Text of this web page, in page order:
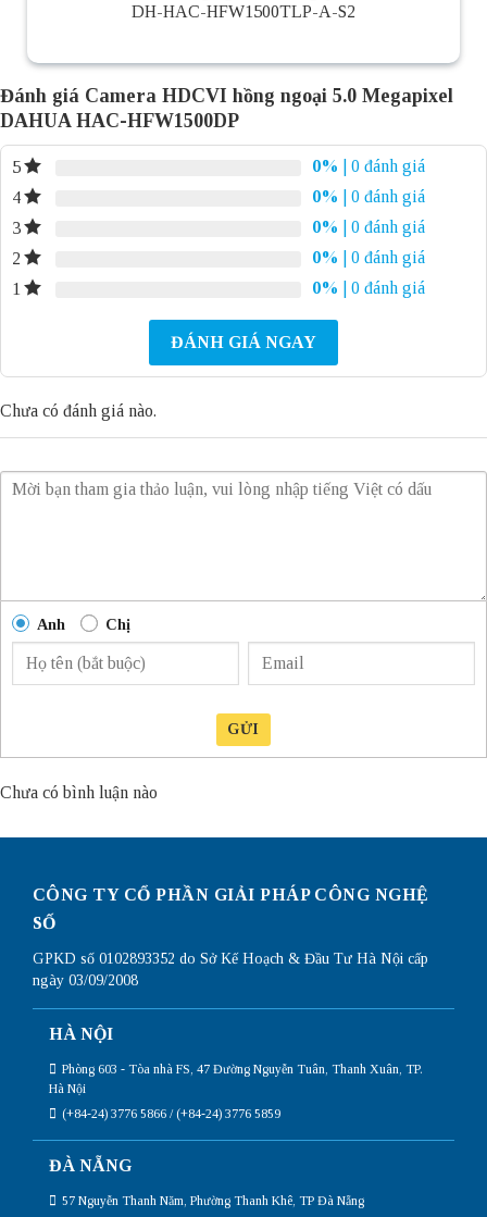
DH-HAC-HFW1500TLP-A-S2
Đánh giá Camera HDCVI hồng ngoại 5.0 Megapixel
DAHUA HAC-HFW1500DP
5 0%
| 0 đánh giá
4
0%
| 0 đánh giá
3
0%
| 0 đánh giá
2
0%
| 0 đánh giá
1
0% | 0 đánh giá
ĐÁNH GIÁ NGAY
Chưa có đánh giá nào.
Anh Chị
GỬI
Chưa có bình luận nào
CÔNG TY CỔ PHẦN GIẢI PHÁP CÔNG NGHỆ
SỐ
GPKD số 0102893352 do Sở Kế Hoạch & Đầu Tư Hà Nội cấp
ngày 03/09/2008
HÀ NỘI
Phòng 603 - Tòa nhà FS, 47 Đường Nguyễn Tuân, Thanh Xuân, TP.
Hà Nội
(+84-24) 3776 5866 / (+84-24) 3776 5859
ĐÀ NẴNG
57 Nguyễn Thanh Năm, Phường Thanh Khê, TP Đà Nẵng